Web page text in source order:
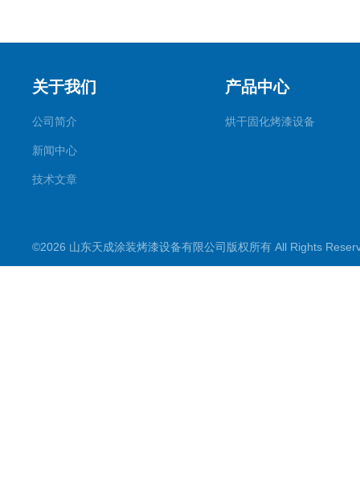
关于我们
公司简介
新闻中心
技术文章
产品中心
烘干固化烤漆设备
©2026 山东天成涂装烤漆设备有限公司版权所有 All Rights